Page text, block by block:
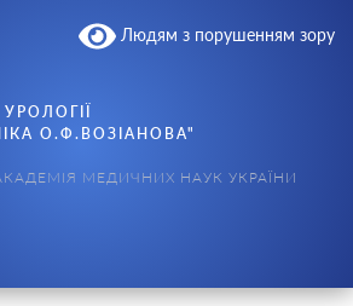
Людям з порушенням зору
О.Ф.ВОЗІАНОВА"
МЕДИЧНИХ НАУК УКРАЇНИ